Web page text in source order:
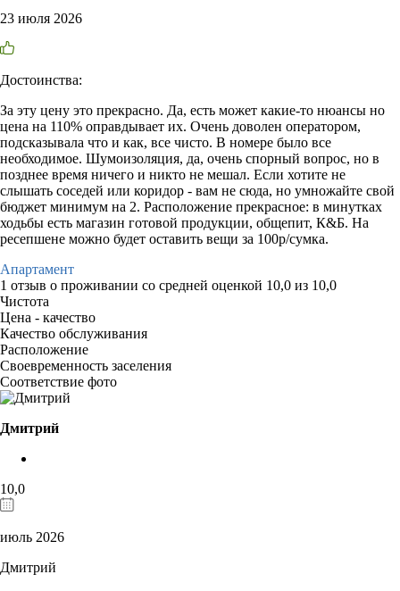
23 июля 2026
Достоинства:
За эту цену это прекрасно. Да, есть может какие-то нюансы но
цена на 110% оправдывает их. Очень доволен оператором,
подсказывала что и как, все чисто. В номере было все
необходимое. Шумоизоляция, да, очень спорный вопрос, но в
позднее время ничего и никто не мешал. Если хотите не
слышать соседей или коридор - вам не сюда, но умножайте свой
бюджет минимум на 2. Расположение прекрасное: в минутках
ходьбы есть магазин готовой продукции, общепит, К&Б. На
ресепшене можно будет оставить вещи за 100р/сумка.
Апартамент
1 отзыв о проживании со средней оценкой 10,0 из 10,0
Чистота
Цена - качество
Качество обслуживания
Расположение
Своевременность заселения
Соответствие фото
Дмитрий
10,0
июль 2026
Дмитрий